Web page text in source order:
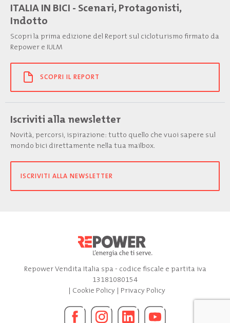
ITALIA IN BICI - Scenari, Protagonisti,
Indotto
Scopri la prima edizione del Report sul cicloturismo firmato da
Repower e IULM
SCOPRI IL REPORT
Iscriviti alla newsletter
Novità, percorsi, ispirazione: tutto quello che vuoi sapere sul
mondo bici direttamente nella tua mailbox.
ISCRIVITI ALLA NEWSLETTER
Repower Vendita Italia spa - codice fiscale e partita iva
13181080154
| Cookie Policy| Privacy Policy